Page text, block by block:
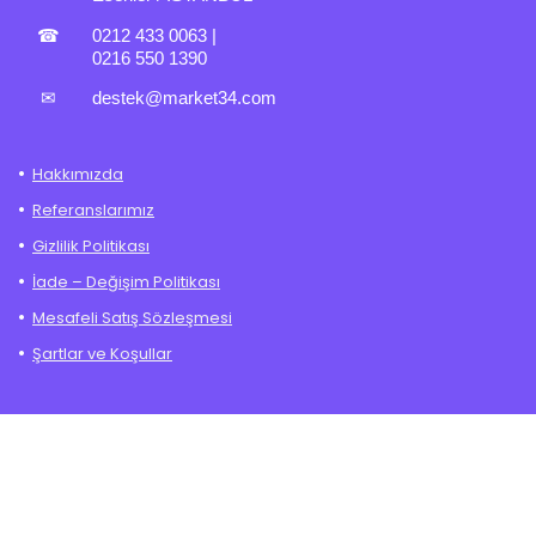
☎ 0212 433 0063
0216 550 1390
✉ destek@market34.com
Hakkımızda
Referanslarımız
Gizlilik Politikası
İade – Değişim Politikası
Mesafeli Satış Sözleşmesi
Şartlar ve Koşullar